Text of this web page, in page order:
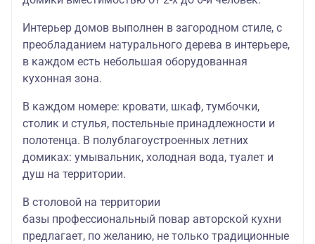
Интерьер домов выполнен в загородном стиле, с
преобладанием натурального дерева в интерьере,
в каждом есть небольшая оборудованная
кухонная зона.
В каждом номере: кровати, шкаф, тумбочки,
столик и стулья, постельные принадлежности и
полотенца. В полублагоустроенных летних
домиках: умывальник, холодная вода, туалет и
душ на территории.
В столовой на территории
базы профессиональный повар авторской кухни
предлагает, по желанию, не только традиционные